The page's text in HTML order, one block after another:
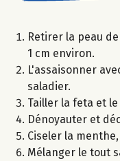
Retirer la peau
1 cm environ.
L'assaisonner
saladier.
Tailler la feta et
Dénoyauter et
Ciseler la
Mélanger le tout